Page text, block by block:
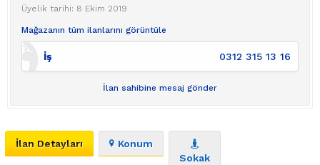
Üyelik tarihi: 8 Ekim 2019
Mağazanın tüm ilanlarını görüntüle
İş 0312 315 13 16
İlan sahibine mesaj gönder
İlan Detayları
Konum
Sokak